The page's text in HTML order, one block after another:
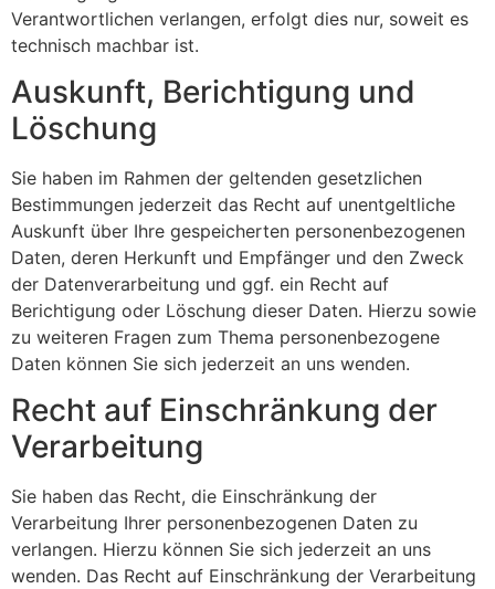
Verantwortlichen verlangen, erfolgt dies nur, soweit es
technisch machbar ist.
Auskunft, Berichtigung und
Löschung
Sie haben im Rahmen der geltenden gesetzlichen
Bestimmungen jederzeit das Recht auf unentgeltliche
Auskunft über Ihre gespeicherten personenbezogenen
Daten, deren Herkunft und Empfänger und den Zweck
der Datenverarbeitung und ggf. ein Recht auf
Berichtigung oder Löschung dieser Daten. Hierzu sowie
zu weiteren Fragen zum Thema personenbezogene
Daten können Sie sich jederzeit an uns wenden.
Recht auf Einschränkung der
Verarbeitung
Sie haben das Recht, die Einschränkung der
Verarbeitung Ihrer personenbezogenen Daten zu
verlangen. Hierzu können Sie sich jederzeit an uns
wenden. Das Recht auf Einschränkung der Verarbeitung